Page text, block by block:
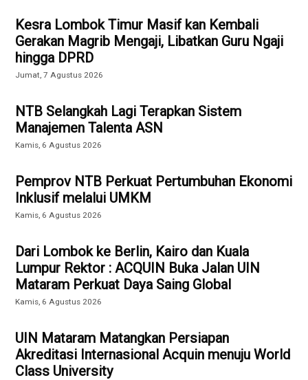
Kesra Lombok Timur Masif kan Kembali
Gerakan Magrib Mengaji, Libatkan Guru Ngaji
hingga DPRD
Jumat, 7 Agustus 2026
NTB Selangkah Lagi Terapkan Sistem
Manajemen Talenta ASN
Kamis, 6 Agustus 2026
Pemprov NTB Perkuat Pertumbuhan Ekonomi
Inklusif melalui UMKM
Kamis, 6 Agustus 2026
Dari Lombok ke Berlin, Kairo dan Kuala
Lumpur Rektor : ACQUIN Buka Jalan UIN
Mataram Perkuat Daya Saing Global
Kamis, 6 Agustus 2026
UIN Mataram Matangkan Persiapan
Akreditasi Internasional Acquin menuju World
Class University